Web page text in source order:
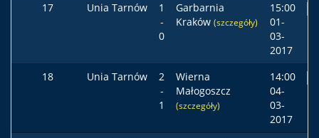
17 Unia Tarnów
1
-
0
Garbarnia
Kraków (szczegóły)
15:00
01-
03-
2017
18 Unia Tarnów
2
-
1
Wierna
Małogoszcz
(szczegóły)
14:00
04-
03-
2017